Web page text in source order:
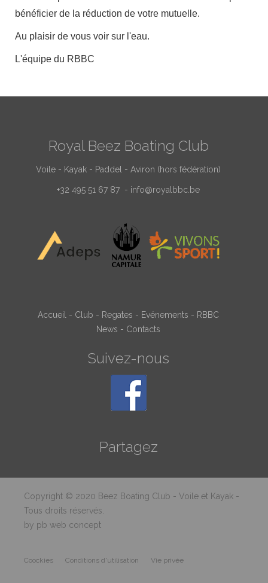
bénéficier de la réduction de votre mutuelle.
Au plaisir de vous voir sur l'eau.
L'équipe du RBBC
Royal Beez Boating Club
Voile - Kayak - Paddel - Aviron (hors fédération)
+32 495 51 67 87 - info@royalbbc.be
Accueil - Club - Regates - Evénements - RBBC
News - Contacts
Suivez-nous
Partagez
Copyright © 2020 Beez Boating Club - Voile et Kayak -
Tous droits réservés.
by pb web concept
Coockies Conditions d'utilisation Vie privée